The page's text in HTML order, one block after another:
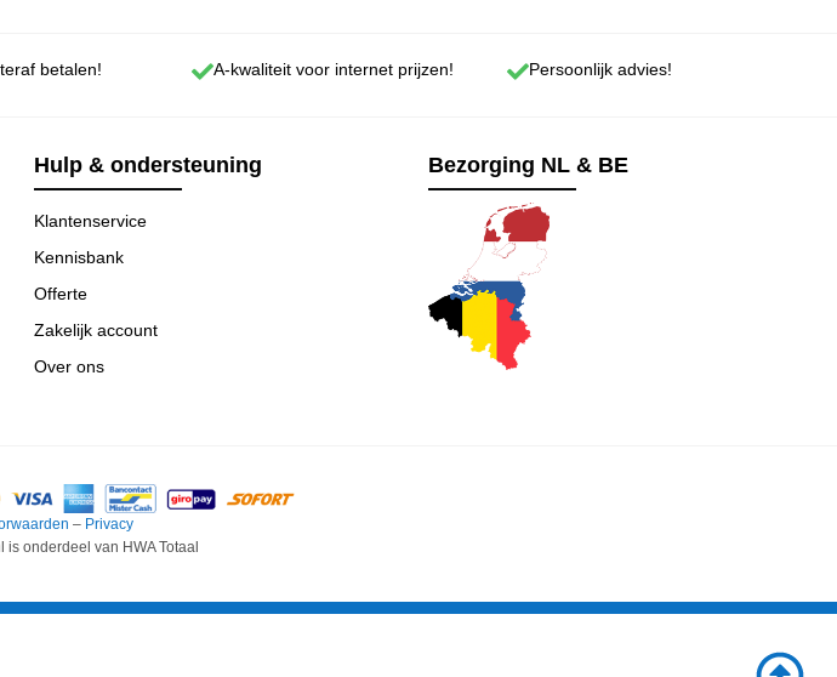
betalen! A-kwaliteit voor internet prijzen! Persoonlijk advies!
Hulp & ondersteuning
Klantenservice
Kennisbank
Offerte
Zakelijk account
Over ons
Bezorging NL & BE
– Privacy
onderdeel van HWA Totaal